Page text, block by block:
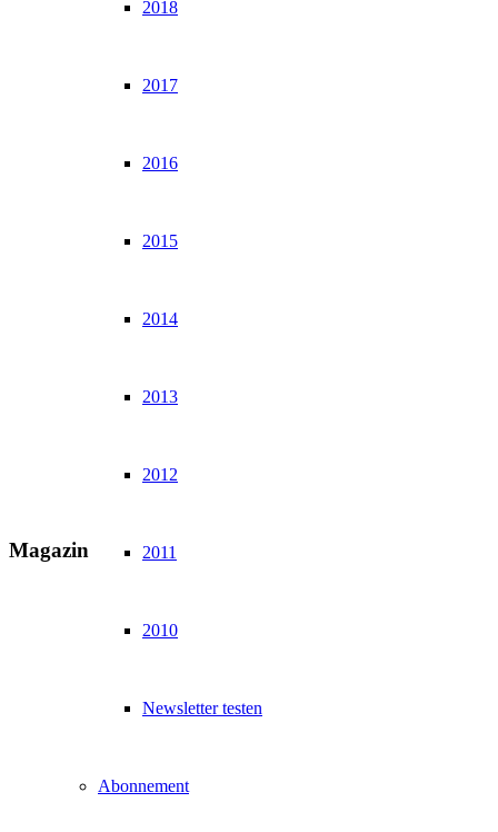
2018
2017
2016
2015
2014
2013
2012
2011
2010
Newsletter testen
Abonnement
Magazin